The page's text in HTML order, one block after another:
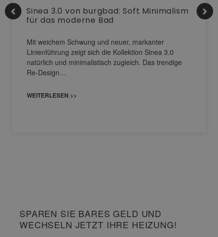
Sinea 3.0 von burgbad: Soft Minimalism
für das moderne Bad
Mit weichem Schwung und neuer, markanter
Linienführung zeigt sich die Kollektion Sinea 3.0
natürlich und minimalistisch zugleich. Das trendige
Re-Design…
WEITERLESEN >>
SPAREN SIE BARES GELD UND
WECHSELN JETZT IHRE HEIZUNG!